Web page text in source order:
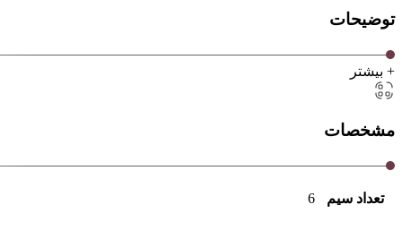
توضیحات
+ بیشتر
مشخصات
تعداد سیم 6